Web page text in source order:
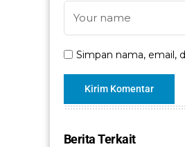
Simpan nama, email,
Berita Terkait